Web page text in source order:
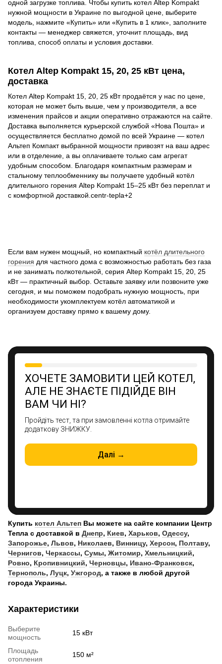
одной загрузке топлива. Чтобы купить котел Altep Kompakt
нужной мощности в Украине по выгодной цене, выберите
модель, нажмите «Купить» или «Купить в 1 клик», заполните
контакты — менеджер свяжется, уточнит площадь, вид
топлива, способ оплаты и условия доставки.
Котел Altep Kompakt 15, 20, 25 кВт цена,
доставка
Котел Altep Kompakt 15, 20, 25 кВт продаётся у нас по цене,
которая не может быть выше, чем у производителя, а все
изменения прайсов и акции оперативно отражаются на сайте.
Доставка выполняется курьерской службой «Нова Пошта» и
осуществляется бесплатно домой по всей Украине — котел
Альтеп Компакт выбранной мощности привозят на ваш адрес
или в отделение, а вы оплачиваете только сам агрегат
удобным способом. Благодаря компактным размерам и
стальному теплообменнику вы получаете удобный котёл
длительного горения Altep Kompakt 15–25 кВт без переплат и
с комфортной доставкой.centr-tepla+2
Если вам нужен мощный, но компактный котёл длительного
горения для частного дома с возможностью работать без газа
и не занимать полкотельной, серия Altep Kompakt 15, 20, 25
кВт — практичный выбор. Оставьте заявку или позвоните уже
сегодня, и мы поможем подобрать нужную мощность, при
необходимости укомплектуем котёл автоматикой и
организуем доставку прямо к вашему дому.
Купить котел Альтеп Вы можете на сайте компании Центр
Тепла с доставкой в Днепр, Киев, Харьков, Одессу,
Запорожье, Львов, Николаев, Винницу, Херсон, Полтаву,
Чернигов, Черкассы, Сумы, Житомир, Хмельницкий,
Ровно, Кропивницкий, Черновцы, Ивано-Франковск,
Тернополь, Луцк, Ужгород, а также в любой другой
города Украины.
Характеристики
Выберите
мощность
15 кВт
Площадь
отопления
150 м²